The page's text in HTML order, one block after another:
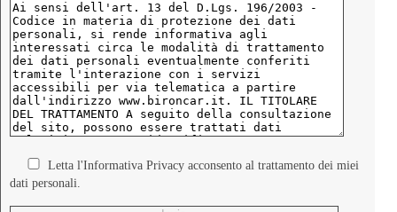
Letta l'Informativa Privacy acconsento al trattamento dei miei
dati personali.